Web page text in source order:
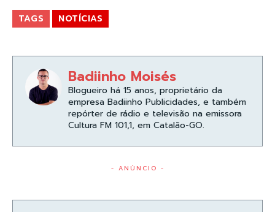
TAGS NOTÍCIAS
Badiinho Moisés
Blogueiro há 15 anos, proprietário da
empresa Badiinho Publicidades, e também
repórter de rádio e televisão na emissora
Cultura FM 101,1, em Catalão-GO.
- ANÚNCIO -